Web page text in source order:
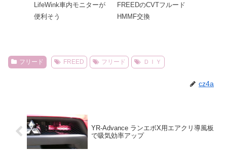
LifeWink車内モニターが
便利そう
FREEDのCVTフルード
HMMF交換
フリード FREED フリード ＤＩＹ
cz4a
YR-Advance ランエボX用エアクリ導風板
で吸気効率アップ